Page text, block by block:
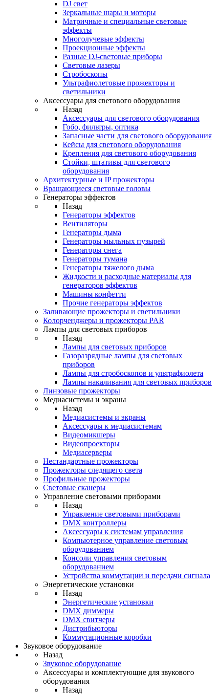
DJ свет
Зеркальные шары и моторы
Матричные и специальные световые
эффекты
Многолучевые эффекты
Проекционные эффекты
Разные DJ-световые приборы
Световые лазеры
Стробоскопы
Ультрафиолетовые прожекторы и
светильники
Аксессуары для светового оборудования
Назад
Аксессуары для светового оборудования
Гобо, фильтры, оптика
Запасные части для светового оборудования
Кейсы для светового оборудования
Крепления для светового оборудования
Стойки, штативы для светового
оборудования
Архитектурные и IP прожекторы
Вращающиеся световые головы
Генераторы эффектов
Назад
Генераторы эффектов
Вентиляторы
Генераторы дыма
Генераторы мыльных пузырей
Генераторы снега
Генераторы тумана
Генераторы тяжелого дыма
Жидкости и расходные материалы для
генераторов эффектов
Машины конфетти
Прочие генераторы эффектов
Заливающие прожекторы и светильники
Колорченджеры и прожекторы PAR
Лампы для световых приборов
Назад
Лампы для световых приборов
Газоразрядные лампы для световых
приборов
Лампы для стробоскопов и ультрафиолета
Лампы накаливания для световых приборов
Линзовые прожекторы
Медиасистемы и экраны
Назад
Медиасистемы и экраны
Аксессуары к медиасистемам
Видеомикшеры
Видеопроекторы
Медиасерверы
Нестандартные прожекторы
Прожекторы следящего света
Профильные прожекторы
Световые сканеры
Управление световыми приборами
Назад
Управление световыми приборами
DMX контроллеры
Аксессуары к системам управления
Компьютерное управление световым
оборудованием
Консоли управления световым
оборудованием
Устройства коммутации и передачи сигнала
Энергетические установки
Назад
Энергетические установки
DMX диммеры
DMX свитчеры
Дистрибьюторы
Коммутационные коробки
Звуковое оборудование
Назад
Звуковое оборудование
Аксессуары и комплектующие для звукового
оборудования
Назад